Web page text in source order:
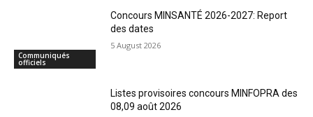
Communiqués
officiels
Concours MINSANTÉ 2026-2027: Report
des dates
5 August 2026
Listes provisoires concours MINFOPRA des
08,09 août 2026